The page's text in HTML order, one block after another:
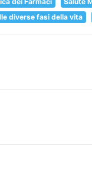
diverse fasi della vita